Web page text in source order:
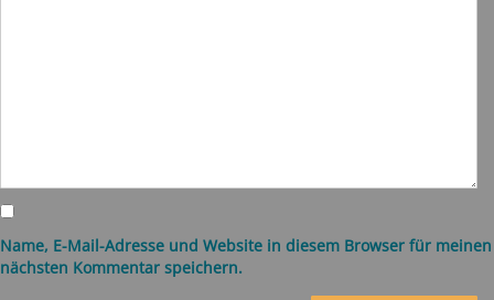
Name, E-Mail-Adresse und Website in diesem Browser für meinen
nächsten Kommentar speichern.